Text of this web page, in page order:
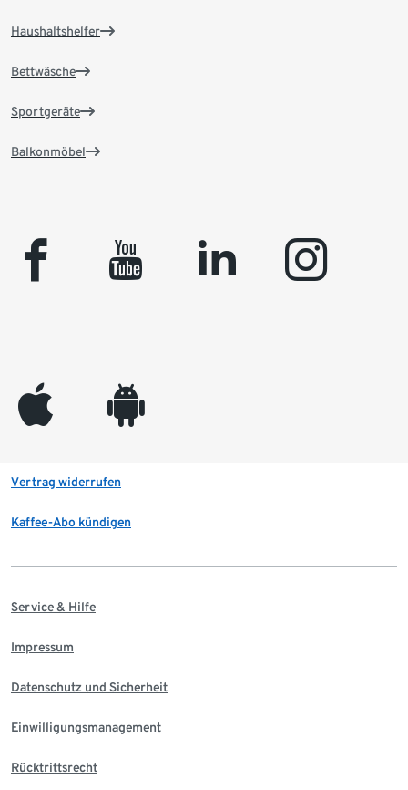
Haushaltshelfer
Bettwäsche
Sportgeräte
Balkonmöbel
facebook youtube linkedin instagram
appleinc android
Vertrag widerrufen
Kaffee-Abo kündigen
Service & Hilfe
Impressum
Datenschutz und Sicherheit
Einwilligungsmanagement
Rücktrittsrecht